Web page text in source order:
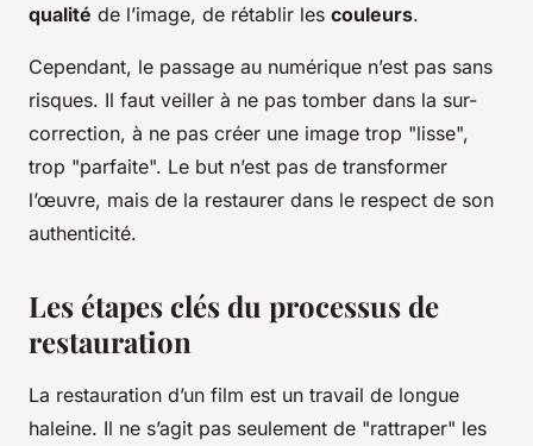
qualité de l’image, de rétablir les couleurs.
Cependant, le passage au numérique n’est pas sans
risques. Il faut veiller à ne pas tomber dans la sur-
correction, à ne pas créer une image trop "lisse",
trop "parfaite". Le but n’est pas de transformer
l’œuvre, mais de la restaurer dans le respect de son
authenticité.
Les étapes clés du processus de
restauration
La restauration d’un film est un travail de longue
haleine. Il ne s’agit pas seulement de "rattraper" les